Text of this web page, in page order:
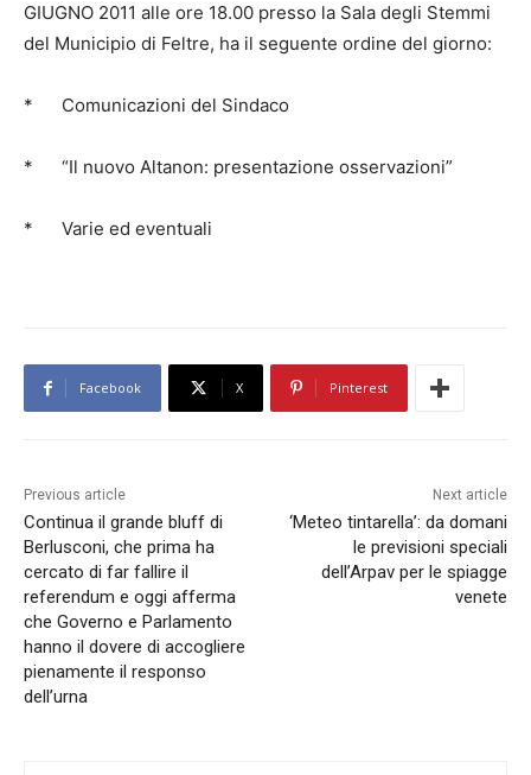
GIUGNO 2011 alle ore 18.00 presso la Sala degli Stemmi
del Municipio di Feltre, ha il seguente ordine del giorno:
* Comunicazioni del Sindaco
* “Il nuovo Altanon: presentazione osservazioni”
* Varie ed eventuali
Facebook X Pinterest
Previous article
Continua il grande bluff di
Berlusconi, che prima ha
cercato di far fallire il
referendum e oggi afferma
che Governo e Parlamento
hanno il dovere di accogliere
pienamente il responso
dell’urna
Next article
‘Meteo tintarella’: da domani
le previsioni speciali
dell’Arpav per le spiagge
venete